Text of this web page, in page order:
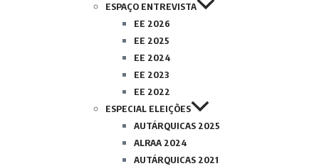
ESPAÇO ENTREVISTA
EE 2026
EE 2025
EE 2024
EE 2023
EE 2022
ESPECIAL ELEIÇÕES
AUTÁRQUICAS 2025
ALRAA 2024
AUTÁRQUICAS 2021